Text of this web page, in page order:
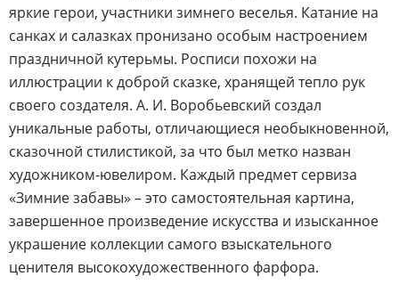
яркие герои, участники зимнего веселья. Катание на
санках и салазках пронизано особым настроением
праздничной кутерьмы. Росписи похожи на
иллюстрации к доброй сказке, хранящей тепло рук
своего создателя. А. И. Воробьевский создал
уникальные работы, отличающиеся необыкновенной,
сказочной стилистикой, за что был метко назван
художником-ювелиром. Каждый предмет сервиза
«Зимние забавы» – это самостоятельная картина,
завершенное произведение искусства и изысканное
украшение коллекции самого взыскательного
ценителя высокохудожественного фарфора.